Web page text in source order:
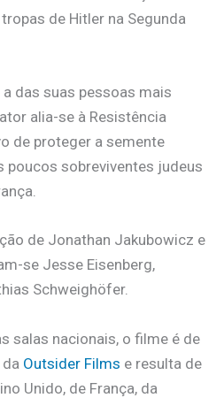
de Hitler na Segunda
das suas pessoas mais
alia-se à Resistência
de proteger a semente
poucos sobreviventes judeus
de Jonathan Jakubowicz e
se Jesse Eisenberg,
Schweighöfer.
salas nacionais, o filme é de
Outsider Films e resulta de
Unido, de França, da